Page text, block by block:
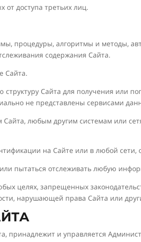
от доступа третьих лиц.
процедуры, алгоритмы и методы,
содержания Сайта.
Сайта.
Сайта для получения или
не представлены сервисами
любым другим системам или
на Сайте или в любой сети,
пытаться отслеживать любую
целях, запрещенных
нарушающей права Сайта или
принадлежит и управляется